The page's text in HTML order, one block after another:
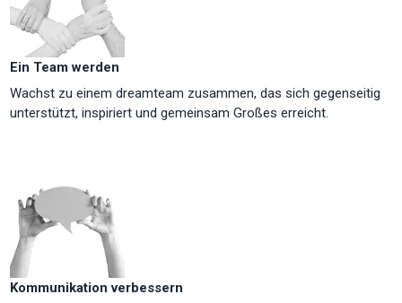
Ein Team werden
Wachst zu einem dreamteam zusammen, das sich gegenseitig
unterstützt, inspiriert und gemeinsam Großes erreicht.
Kommunikation verbessern